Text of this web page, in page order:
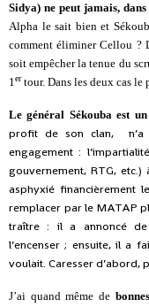
Sidya) ne peut jamais,
Alpha le sait bien et
comment éliminer Cellou ?
soit empêcher la tenue du
1ertour. Dans les deux cas le
Le général Sékouba est
profit de son clan, n’a
engagement :
gouvernement, RTG,
asphyxié financièrement
remplacer par le MATAP
traître : il a annoncé
l’encenser ; ensuite, il a
voulait. Caresser d’abord,
J’ai quand même de